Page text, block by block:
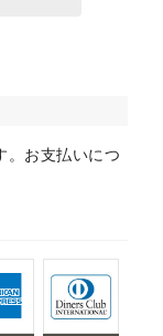
。お支払いにつ